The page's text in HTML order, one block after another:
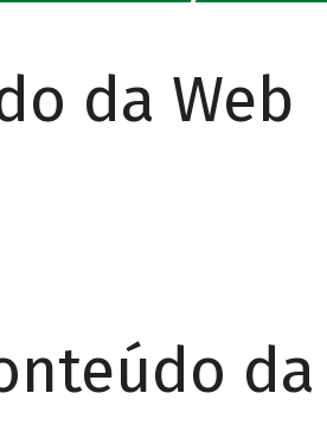
da Web
da